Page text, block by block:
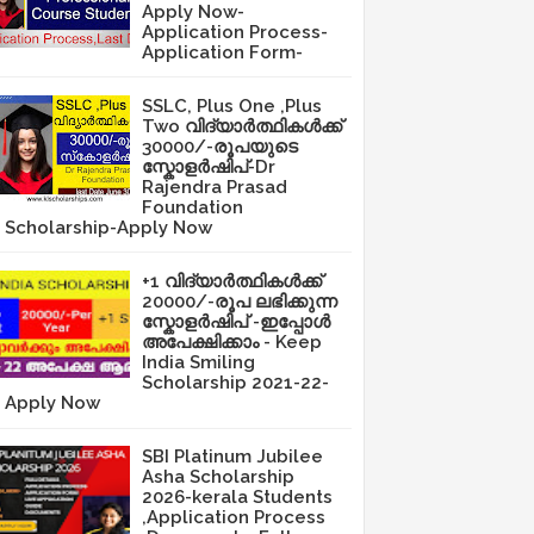
Apply Now-
Application Process-
Application Form-
SSLC, Plus One ,Plus
Two വിദ്യാർത്ഥികൾക്ക്
30000/-രൂപയുടെ
സ്കോളർഷിപ്-Dr
Rajendra Prasad
Foundation
Scholarship-Apply Now
+1 വിദ്യാർത്ഥികൾക്ക്
20000/-രൂപ ലഭിക്കുന്ന
സ്കോളർഷിപ് -ഇപ്പോൾ
അപേക്ഷിക്കാം - Keep
India Smiling
Scholarship 2021-22-
Apply Now
SBI Platinum Jubilee
Asha Scholarship
2026-kerala Students
,Application Process